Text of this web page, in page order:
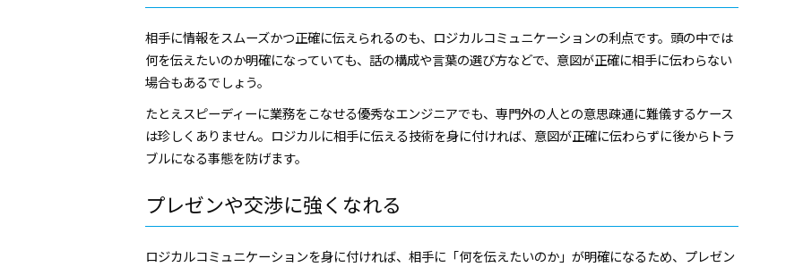
相手に情報をスムーズかつ正確に伝えられるのも、ロジカルコミュニケーションの利点です。頭の中では
何を伝えたいのか明確になっていても、話の構成や言葉の選び方などで、意図が正確に相手に伝わらない
場合もあるでしょう。
たとえスピーディーに業務をこなせる優秀なエンジニアでも、専門外の人との意思疎通に難儀するケース
は珍しくありません。ロジカルに相手に伝える技術を身に付ければ、意図が正確に伝わらずに後からトラ
ブルになる事態を防げます。
プレゼンや交渉に強くなれる
ロジカルコミュニケーションを身に付ければ、相手に「何を伝えたいのか」が明確になるため、プレゼン